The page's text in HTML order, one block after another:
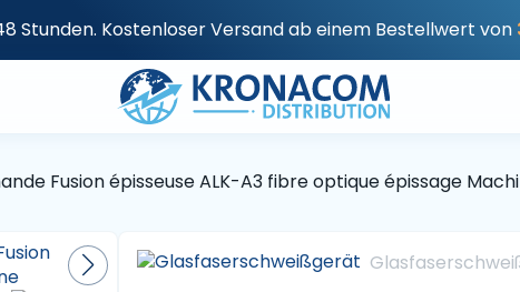
Stunden. Kostenloser Versand ab einem Bestellwert von
Fusion épisseuse ALK-A3 fibre optique épissage